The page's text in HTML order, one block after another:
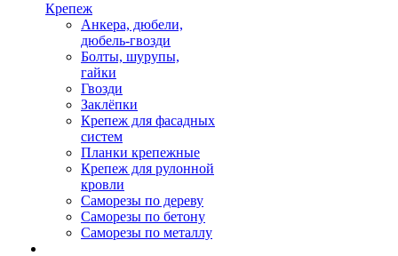
Крепеж
Анкера, дюбели,
дюбель-гвозди
Болты, шурупы,
гайки
Гвозди
Заклёпки
Крепеж для фасадных
систем
Планки крепежные
Крепеж для рулонной
кровли
Саморезы по дереву
Саморезы по бетону
Саморезы по металлу